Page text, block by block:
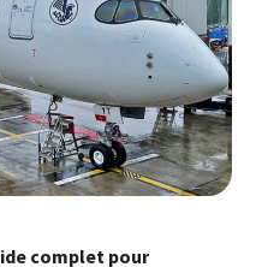
complet pour